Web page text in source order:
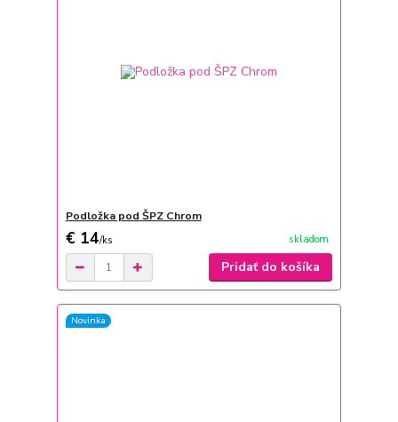
Podložka pod ŠPZ Chrom
€ 14/ks skladom
Pridať do košíka
Novinka